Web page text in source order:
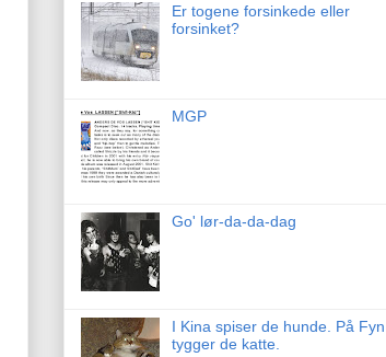
Er togene forsinkede eller
forsinket?
MGP
Go' lør-da-da-dag
I Kina spiser de hunde. På Fyn
tygger de katte.